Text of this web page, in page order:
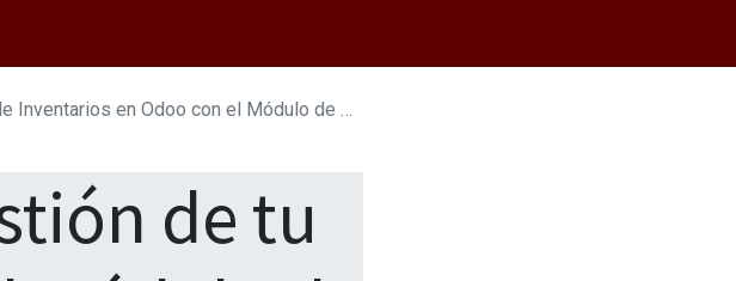
en Odoo con el Módulo de Movimiento entre Ubicaciones
de tu